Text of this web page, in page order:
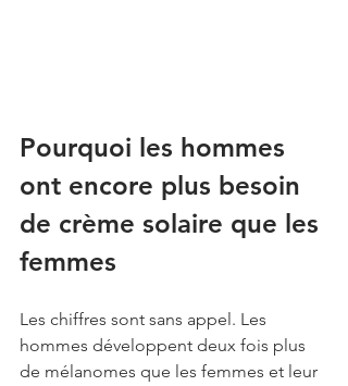
Pourquoi les hommes
ont encore plus besoin
de crème solaire que les
femmes
Les chiffres sont sans appel. Les
hommes développent deux fois plus
de mélanomes que les femmes et leur